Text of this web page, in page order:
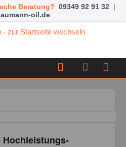
Beratung? 09349 92 91 32 |
oil.de